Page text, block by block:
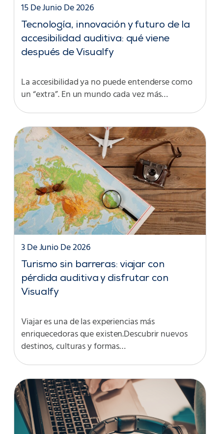
Tecnología, innovación y futuro de la
accesibilidad auditiva: qué viene
después de Visualfy
15 De Junio De 2026
La accesibilidad ya no puede entenderse como
un “extra”. En un mundo cada vez más…
Turismo sin barreras: viajar con
pérdida auditiva y disfrutar con
Visualfy
3 De Junio De 2026
Viajar es una de las experiencias más
enriquecedoras que existen.Descubrir nuevos
destinos, culturas y formas…